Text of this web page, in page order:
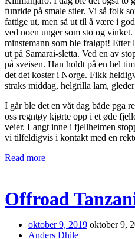
funride på smale stier. Vi så folk
fattige ut, men så ut til å være i
ved noen unger som sto og
minstemann som ble fraløpt! Etter
ut på Samarai-sletta. Ved en av
på sveisen. Han holdt på en hel
det det koster i Norge. Fikk
straks middag, helgrilla lam,
I går ble det en våt dag både pga
oss regntøy kjørte opp i et øde
veier. Langt inne i fjellheimen
vi tilfeldigvis i kontakt med en
Read more
Offroad
oktober 9, 2019 oktober 9,
Anders Dhile